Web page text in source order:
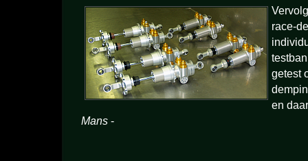
race-
getest
en
Mans -